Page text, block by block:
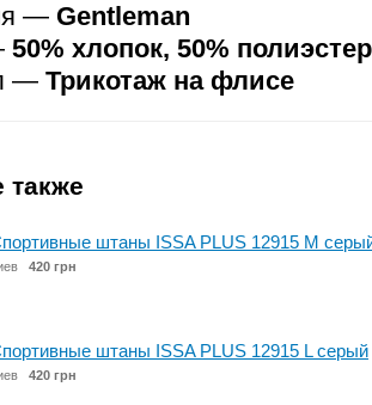
— Gentleman
50% хлопок, 50% полиэстер
— Трикотаж на флисе
также
штаны ISSA PLUS 12915 M
420 грн
штаны ISSA PLUS 12915 L серый
420 грн